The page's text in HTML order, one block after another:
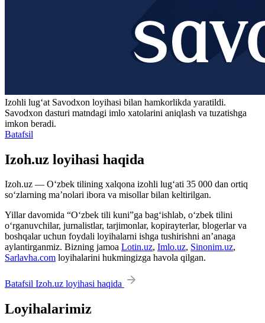
Izohli lugʻat Savodxon loyihasi bilan hamkorlikda yaratildi.
Savodxon dasturi matndagi imlo xatolarini aniqlash va tuzatishga
imkon beradi.
Batafsil
Izoh.uz loyihasi haqida
Izoh.uz — O‘zbek tilining xalqona izohli lug‘ati 35 000 dan ortiq
so‘zlarning ma’nolari ibora va misollar bilan keltirilgan.
Yillar davomida “O‘zbek tili kuni”ga bag‘ishlab, o‘zbek tilini
o‘rganuvchilar, jurnalistlar, tarjimonlar, kopirayterlar, blogerlar va
boshqalar uchun foydali loyihalarni ishga tushirishni an’anaga
aylantirganmiz. Bizning jamoa Lotin.uz, Imlo.uz, Sinonim.uz,
Sarlavha.com loyihalarini hukmingizga havola qilgan.
Batafsil Izoh.uz loyihasi haqida
Loyihalarimiz